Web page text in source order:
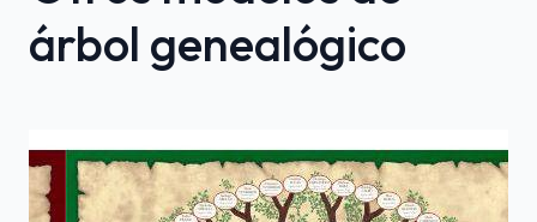
árbol genealógico